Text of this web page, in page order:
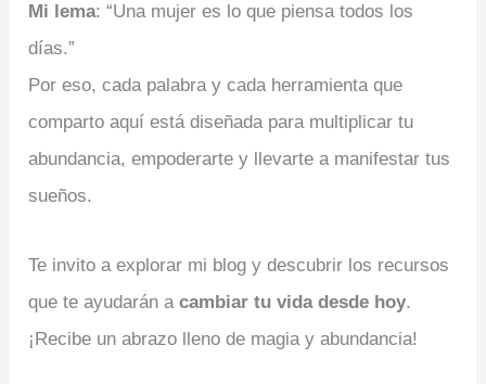
Mi lema: “Una mujer es lo que piensa todos los
días.”
Por eso, cada palabra y cada herramienta que
comparto aquí está diseñada para multiplicar tu
abundancia, empoderarte y llevarte a manifestar tus
sueños.
Te invito a explorar mi blog y descubrir los recursos
que te ayudarán a cambiar tu vida desde hoy.
¡Recibe un abrazo lleno de magia y abundancia!